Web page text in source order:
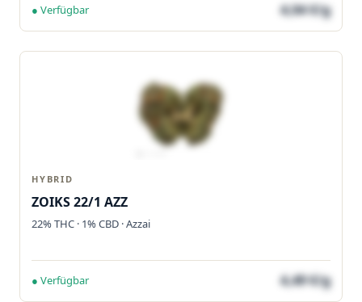
● Verfügbar 4,04 €/g
HYBRID
ZOIKS 22/1 AZZ
22% THC · 1% CBD · Azzai
● Verfügbar 4,49 €/g